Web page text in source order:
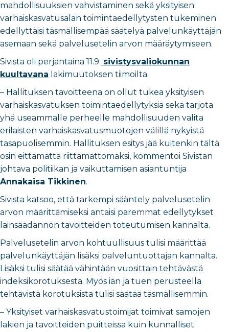
mahdollisuuksien vahvistaminen sekä yksityisen
varhaiskasvatusalan toimintaedellytysten tukeminen
edellyttäisi täsmällisempää säätelyä palvelunkäyttäjän
asemaan sekä palvelusetelin arvon määräytymiseen.
Sivista oli perjantaina 11.9. sivistysvaliokunnan
kuultavana lakimuutoksen tiimoilta.
– Hallituksen tavoitteena on ollut tukea yksityisen
varhaiskasvatuksen toimintaedellytyksiä sekä tarjota
yhä useammalle perheelle mahdollisuuden valita
erilaisten varhaiskasvatusmuotojen välillä nykyistä
tasapuolisemmin. Hallituksen esitys jää kuitenkin tältä
osin eittämättä riittämättömäksi, kommentoi Sivistan
johtava politiikan ja vaikuttamisen asiantuntija
Annakaisa Tikkinen.
Sivista katsoo, että tarkempi sääntely palvelusetelin
arvon määrittämiseksi antaisi paremmat edellytykset
lainsäädännön tavoitteiden toteutumisen kannalta.
Palvelusetelin arvon kohtuullisuus tulisi määrittää
palvelunkäyttäjän lisäksi palveluntuottajan kannalta.
Lisäksi tulisi säätää vähintään vuosittain tehtävästä
indeksikorotuksesta. Myös iän ja tuen perusteella
tehtävistä korotuksista tulisi säätää täsmällisemmin.
– Yksityiset varhaiskasvatustoimijat toimivat samojen
lakien ja tavoitteiden puitteissa kuin kunnalliset